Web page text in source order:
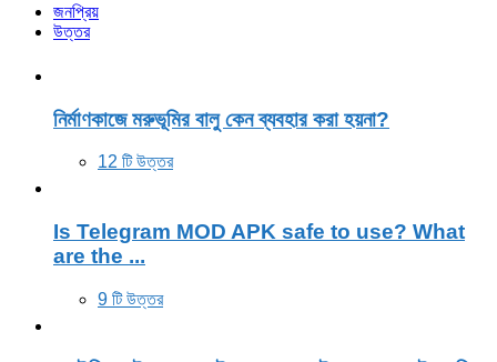
জনপ্রিয়
উত্তর
নির্মাণকাজে মরুভূমির বালু কেন ব্যবহার করা হয়না?
12 টি উত্তর
Is Telegram MOD APK safe to use? What
are the ...
9 টি উত্তর